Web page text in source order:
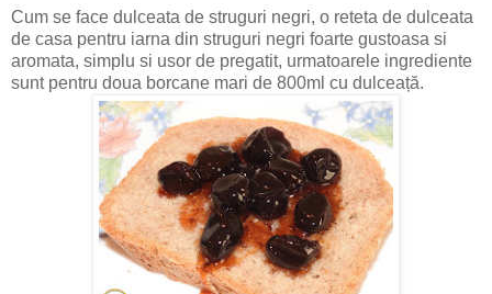
Cum se face dulceata de struguri negri, o reteta de dulceata
de casa pentru iarna din struguri negri foarte gustoasa si
aromata, simplu si usor de pregatit, urmatoarele ingrediente
sunt pentru doua borcane mari de 800ml cu dulceață.